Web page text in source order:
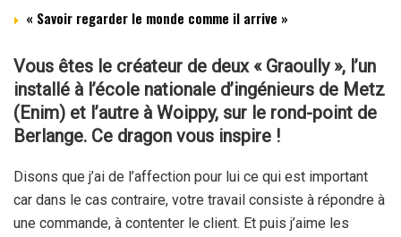
« Savoir regarder le monde comme il arrive »
Vous êtes le créateur de deux « Graoully », l’un
installé à l’école nationale d’ingénieurs de Metz
(Enim) et l’autre à Woippy, sur le rond-point de
Berlange. Ce dragon vous inspire !
Disons que j’ai de l’affection pour lui ce qui est important
car dans le cas contraire, votre travail consiste à répondre à
une commande, à contenter le client. Et puis j’aime les